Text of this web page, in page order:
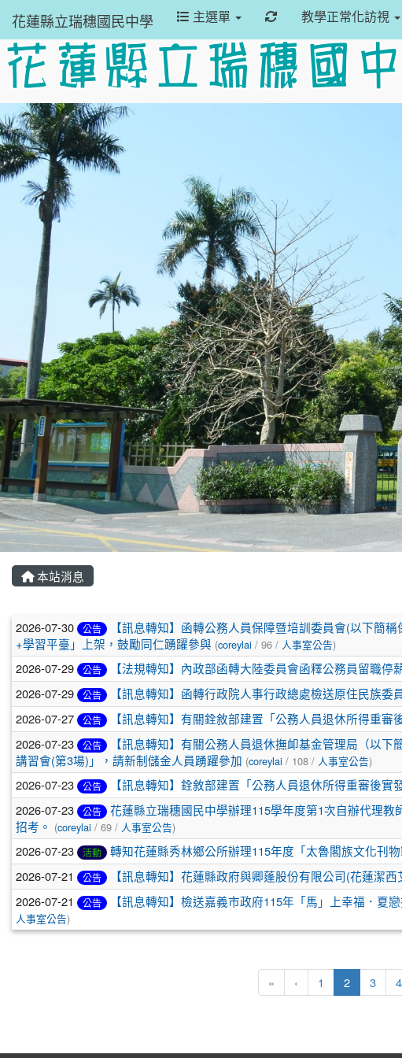
花蓮縣立瑞穗國民中學 主選單 重新取得佈景設定
教學正常化訪視
本站消息
文章列表
2026-07-30 公告
【訊息轉知】函轉公務人員保障暨培訓委員會(以下簡
+學習平臺」上架，鼓勵同仁踴躍參與 (coreylai / 96 / 人事室公告)
2026-07-29 公告 【法規轉知】內政部函轉大陸委員會函釋公務員留職停
2026-07-29 公告 【訊息轉知】函轉行政院人事行政總處檢送原住民族
2026-07-27 公告 【訊息轉知】有關銓敘部建置「公務人員退休所得重
2026-07-23 公告
【訊息轉知】有關公務人員退休撫卹基金管理局（以
講習會(第3場)」，請新制儲金人員踴躍參加 (coreylai / 108 / 人事室公告)
2026-07-23 公告 【訊息轉知】銓敘部建置「公務人員退休所得重審後
2026-07-23 公告
花蓮縣立瑞穗國民中學辦理115學年度第1次自辦代理
招考。 (coreylai / 69 / 人事室公告)
2026-07-23 活動 轉知花蓮縣秀林鄉公所辦理115年度「太魯閣族文化刊
2026-07-21 公告 【訊息轉知】花蓮縣政府與卿蓬股份有限公司(花蓮潔
2026-07-21 公告 【訊息轉知】檢送嘉義市政府115年「馬」上幸福．
人事室公告)
«第一頁
‹上一頁
1 2(目前頁次)
3 4